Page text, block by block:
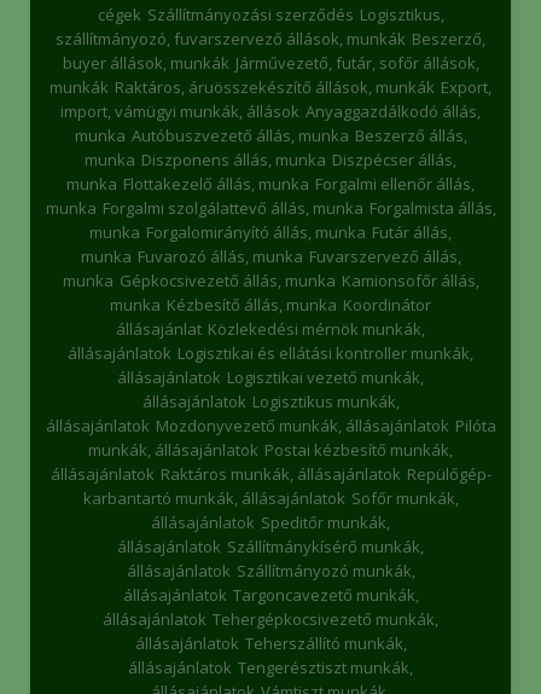
cégek Szállítmányozási szerződés Logisztikus,
szállítmányozó, fuvarszervező állások, munkák Beszerző,
buyer állások, munkák Járművezető, futár, sofőr állások,
munkák Raktáros, áruösszekészítő állások, munkák Export,
import, vámügyi munkák, állások Anyaggazdálkodó állás,
munka Autóbuszvezető állás, munka Beszerző állás,
munka Diszponens állás, munka Diszpécser állás,
munka Flottakezelő állás, munka Forgalmi ellenőr állás,
munka Forgalmi szolgálattevő állás, munka Forgalmista állás,
munka Forgalomirányító állás, munka Futár állás,
munka Fuvarozó állás, munka Fuvarszervező állás,
munka Gépkocsivezető állás, munka Kamionsofőr állás,
munka Kézbesítő állás, munka Koordinátor
állásajánlat Közlekedési mérnök munkák,
állásajánlatok Logisztikai és ellátási kontroller munkák,
állásajánlatok Logisztikai vezető munkák,
állásajánlatok Logisztikus munkák,
állásajánlatok Mozdonyvezető munkák, állásajánlatok Pilóta
munkák, állásajánlatok Postai kézbesítő munkák,
állásajánlatok Raktáros munkák, állásajánlatok Repülőgép-
karbantartó munkák, állásajánlatok Sofőr munkák,
állásajánlatok Speditőr munkák,
állásajánlatok Szállítmánykísérő munkák,
állásajánlatok Szállítmányozó munkák,
állásajánlatok Targoncavezető munkák,
állásajánlatok Tehergépkocsivezető munkák,
állásajánlatok Teherszállító munkák,
állásajánlatok Tengerésztiszt munkák,